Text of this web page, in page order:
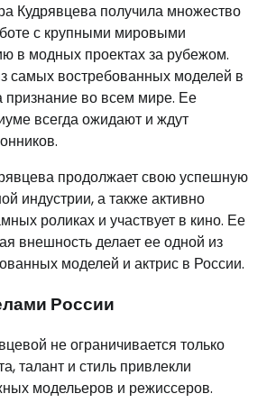
Кудрявцева получила множество
с крупными мировыми
в модных проектах за рубежом.
самых востребованных моделей в
признание во всем мире. Ее
всегда ожидают и ждут
продолжает свою успешную
индустрии, а также активно
роликах и участвует в кино. Ее
внешность делает ее одной из
моделей и актрис в России.
России
не ограничивается только
талант и стиль привлекли
модельеров и режиссеров.